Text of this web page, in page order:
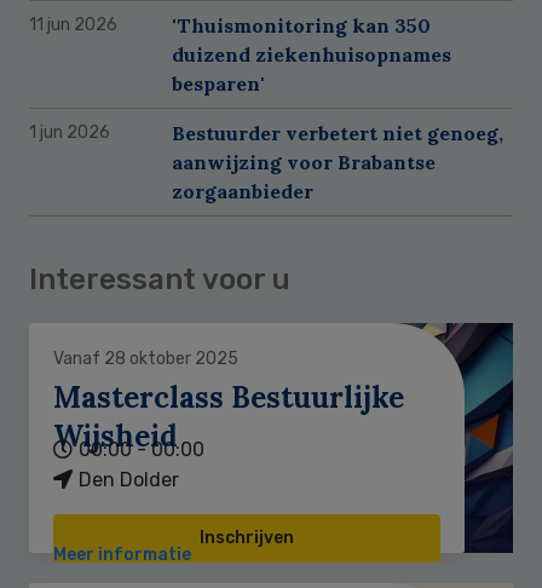
11 jun 2026
'Thuismonitoring kan 350
duizend ziekenhuisopnames
besparen'
1 jun 2026
Bestuurder verbetert niet genoeg,
aanwijzing voor Brabantse
zorgaanbieder
Interessant voor u
Vanaf 28 oktober 2025
Masterclass Bestuurlijke
Wijsheid
00:00 - 00:00
Den Dolder
Inschrijven
Meer informatie